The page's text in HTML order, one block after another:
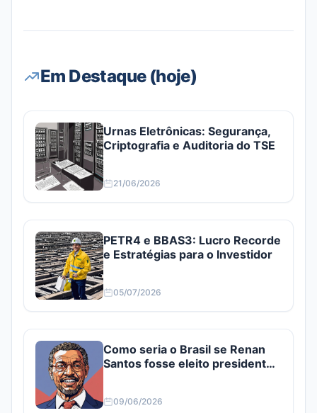
Em Destaque (hoje)
Urnas Eletrônicas: Segurança,
Criptografia e Auditoria do TSE
21/06/2026
PETR4 e BBAS3: Lucro Recorde
e Estratégias para o Investidor
05/07/2026
Como seria o Brasil se Renan
Santos fosse eleito presidente?
09/06/2026